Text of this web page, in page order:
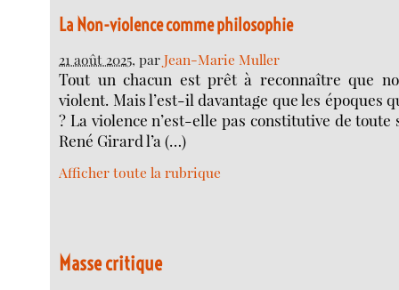
La Non-violence comme philosophie
21 août 2025, parJean-Marie Muller
Tout un chacun est prêt à reconnaître que
violent. Mais l’est-il davantage que les époques
? La violence n’est-elle pas constitutive de toute
René Girard l’a (…)
Afficher toute la rubrique
Masse critique